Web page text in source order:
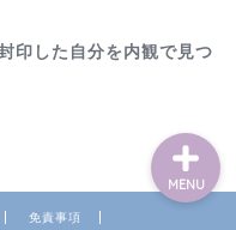
印した自分を内観で見つ
免責事項
MENU